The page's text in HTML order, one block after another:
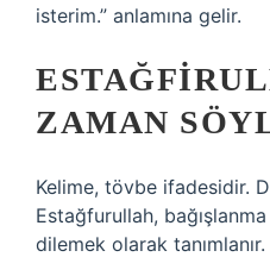
isterim.” anlamına gelir.
ZAMAN
Kelime, tövbe ifadesidir.
Estağfurullah, bağışlanma
dilemek olarak